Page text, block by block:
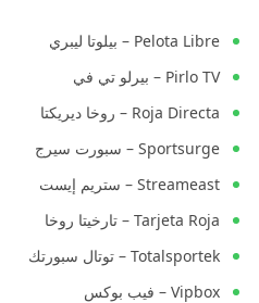
Pelota Libre – بيلوتا ليبري
Pirlo TV – بيرلو تي في
Roja Directa – روخا ديريكتا
Sportsurge – سبورت سيرج
Streameast – ستريم إيست
Tarjeta Roja – تارخيتا روخا
Totalsportek – توتال سبورتك
Vipbox – فيب بوكس